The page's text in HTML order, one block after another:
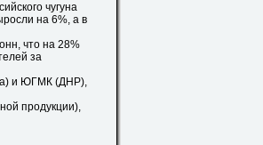
чугуна
на 6%, а в
что на 28%
за
и ЮГМК (ДНР),
продукции),